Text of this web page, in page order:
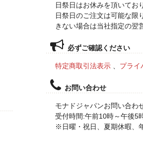
日祭日はお休みを頂いてお
日祭日のご注文は可能な限
きない場合は当社指定の翌
必ずご確認ください
特定商取引法表示、 プライ
お問い合わせ
モナドジャパンお問い合わ
受付時間:午前10時～午後5
※日曜・祝日、夏期休暇、